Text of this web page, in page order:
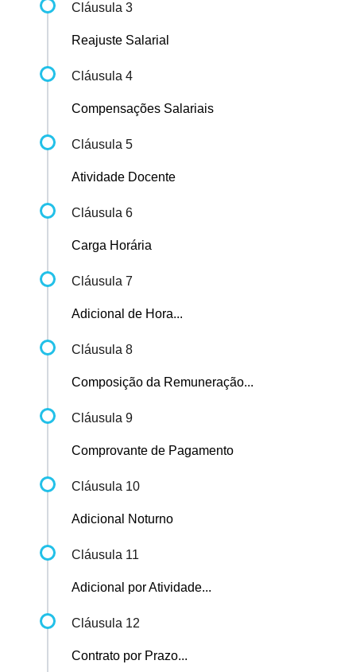
Cláusula 3
Reajuste Salarial
Cláusula 4
Compensações Salariais
Cláusula 5
Atividade Docente
Cláusula 6
Carga Horária
Cláusula 7
Adicional de Hora...
Cláusula 8
Composição da Remuneração...
Cláusula 9
Comprovante de Pagamento
Cláusula 10
Adicional Noturno
Cláusula 11
Adicional por Atividade...
Cláusula 12
Contrato por Prazo...